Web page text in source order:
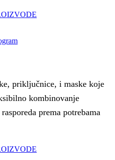
priključnice, i maske koje
kombinovanje
prema potrebama